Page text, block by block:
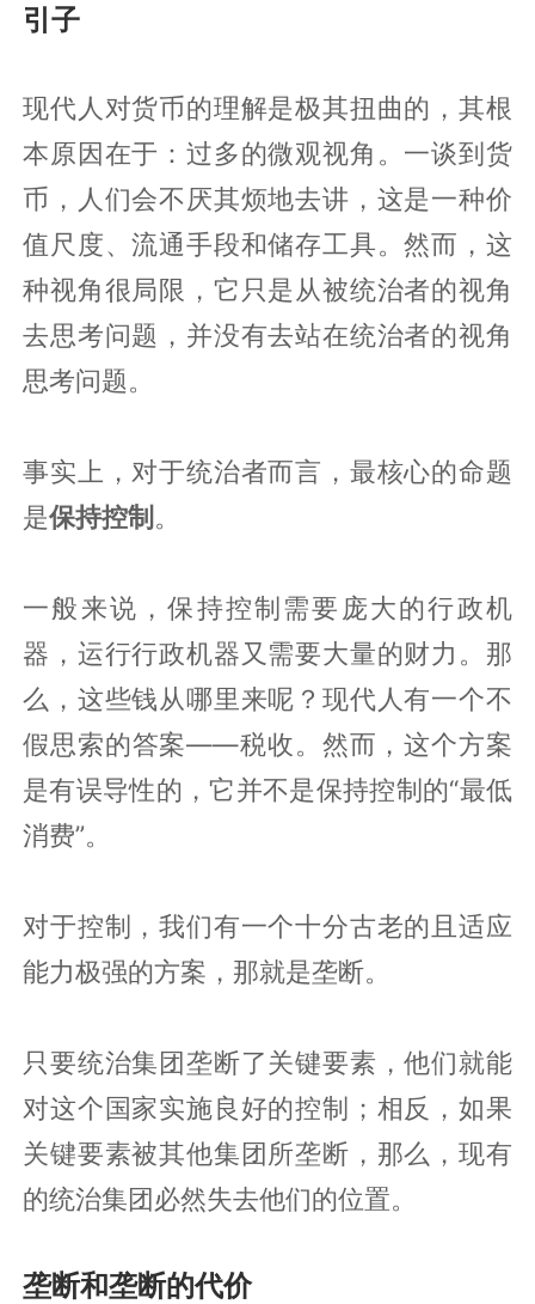
引子
现代人对货币的理解是极其扭曲的，其根
本原因在于：过多的微观视角。一谈到货
币，人们会不厌其烦地去讲，这是一种价
值尺度、流通手段和储存工具。然而，这
种视角很局限，它只是从被统治者的视角
去思考问题，并没有去站在统治者的视角
思考问题。
事实上，对于统治者而言，最核心的命题
是保持控制 。
一般来说，保持控制需要庞大的行政机
器，运行行政机器又需要大量的财力。那
么，这些钱从哪里来呢？现代人有一个不
假思索的答案——税收。然而，这个方案
是有误导性的，它并不是保持控制的“最低
消费”。
对于控制，我们有一个十分古老的且适应
能力极强的方案，那就是垄断。
只要统治集团垄断了关键要素，他们就能
对这个国家实施良好的控制；相反，如果
关键要素被其他集团所垄断，那么，现有
的统治集团必然失去他们的位置。
垄断和垄断的代价